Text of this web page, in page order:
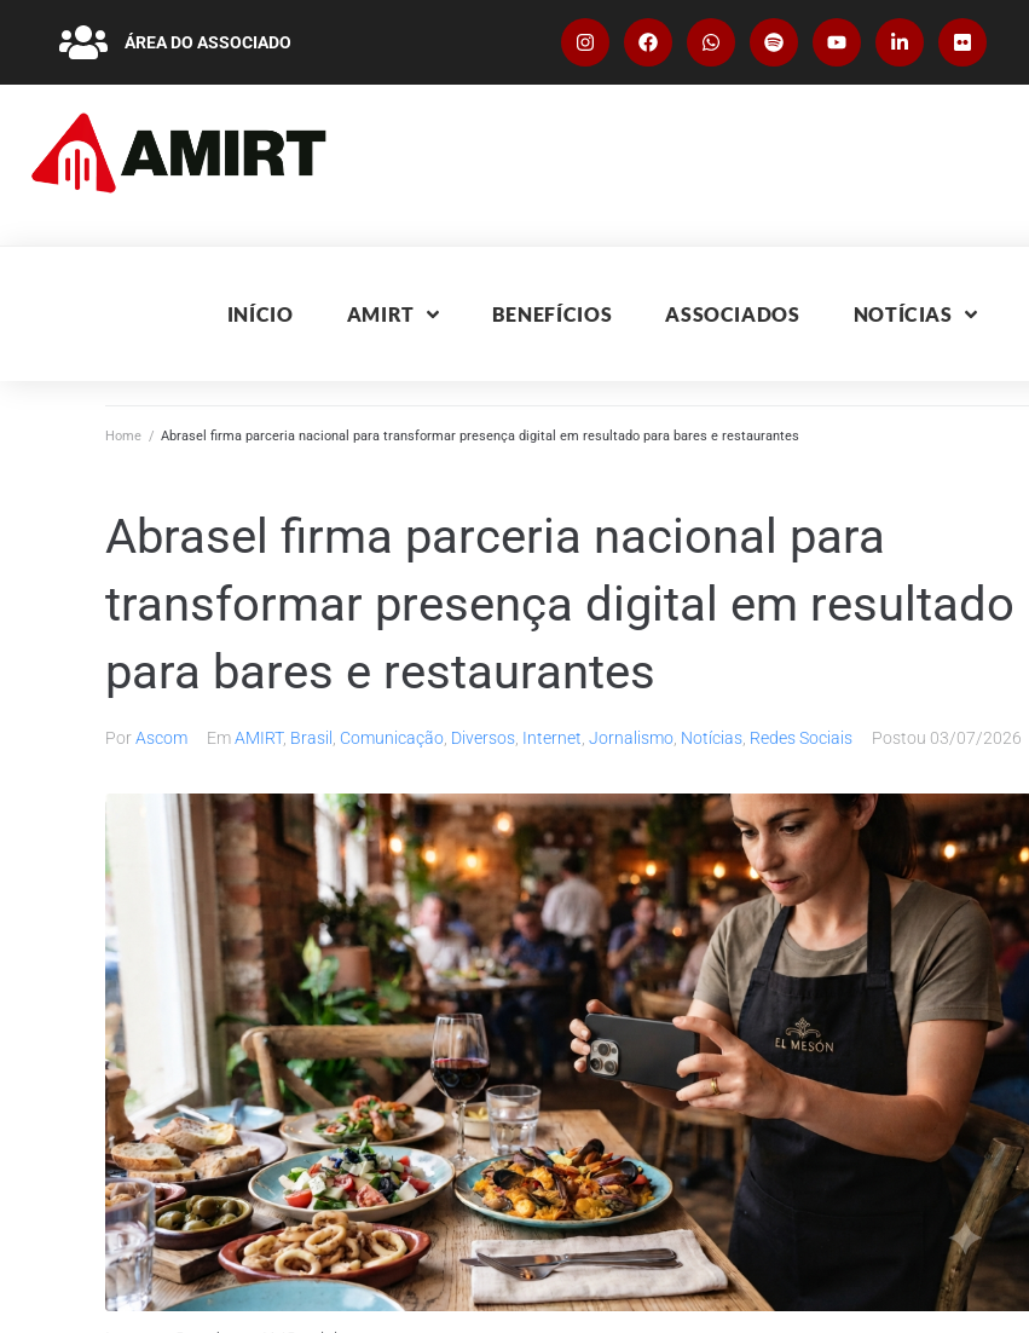
ÁREA DO ASSOCIADO
INÍCIO AMIRT BENEFÍCIOS ASSOCIADOS NOTÍCIAS
Home / Abrasel firma parceria nacional para transformar presença digital em resultado para bares e restaurantes
Abrasel firma parceria nacional para
transformar presença digital em resultado
para bares e restaurantes
PorAscom EmAMIRT, Brasil Comunicação Diversos Internet Jornalismo Notícias Redes Sociais Postou 03/07/2026